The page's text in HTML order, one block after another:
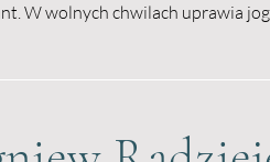
W wolnych chwilach uprawia